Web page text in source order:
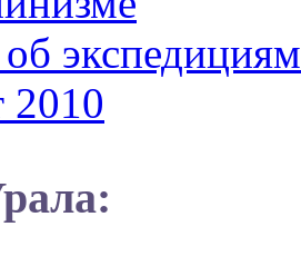
экспедициям
2010